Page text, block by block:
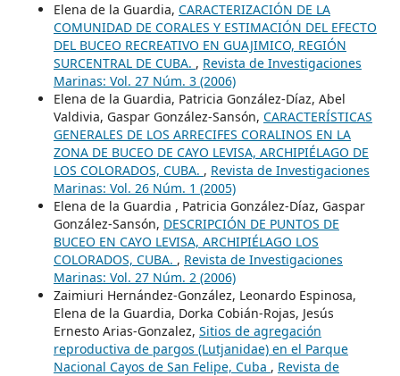
Elena de la Guardia, CARACTERIZACIÓN DE LA
COMUNIDAD DE CORALES Y ESTIMACIÓN DEL EFECTO
DEL BUCEO RECREATIVO EN GUAJIMICO, REGIÓN
SURCENTRAL DE CUBA. , Revista de Investigaciones
Marinas: Vol. 27 Núm. 3 (2006)
Elena de la Guardia, Patricia González-Díaz, Abel
Valdivia, Gaspar González-Sansón, CARACTERÍSTICAS
GENERALES DE LOS ARRECIFES CORALINOS EN LA
ZONA DE BUCEO DE CAYO LEVISA, ARCHIPIÉLAGO DE
LOS COLORADOS, CUBA. , Revista de Investigaciones
Marinas: Vol. 26 Núm. 1 (2005)
Elena de la Guardia , Patricia González-Díaz, Gaspar
González-Sansón, DESCRIPCIÓN DE PUNTOS DE
BUCEO EN CAYO LEVISA, ARCHIPIÉLAGO LOS
COLORADOS, CUBA. , Revista de Investigaciones
Marinas: Vol. 27 Núm. 2 (2006)
Zaimiuri Hernández-González, Leonardo Espinosa,
Elena de la Guardia, Dorka Cobián-Rojas, Jesús
Ernesto Arias-Gonzalez, Sitios de agregación
reproductiva de pargos (Lutjanidae) en el Parque
Nacional Cayos de San Felipe, Cuba , Revista de